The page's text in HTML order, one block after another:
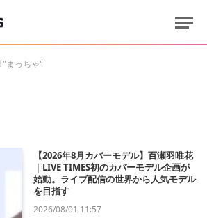
"まっちゃ"
【2026年8月カバーモデル】百瀬羽唯花
｜LIVE TIMES初のカバーモデル企画が
始動。ライブ配信の世界から人気モデル
を目指す
2026/08/01 11:57